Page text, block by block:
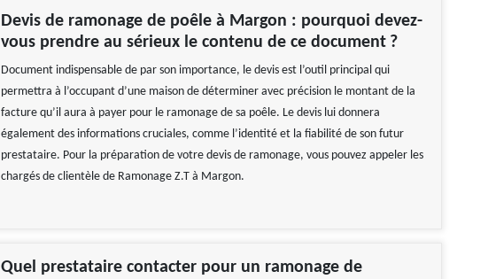
Devis de ramonage de poêle à Margon : pourquoi devez-
vous prendre au sérieux le contenu de ce document ?
Document indispensable de par son importance, le devis est l’outil principal qui
permettra à l’occupant d’une maison de déterminer avec précision le montant de la
facture qu’il aura à payer pour le ramonage de sa poêle. Le devis lui donnera
également des informations cruciales, comme l’identité et la fiabilité de son futur
prestataire. Pour la préparation de votre devis de ramonage, vous pouvez appeler les
chargés de clientèle de Ramonage Z.T à Margon.
Quel prestataire contacter pour un ramonage de